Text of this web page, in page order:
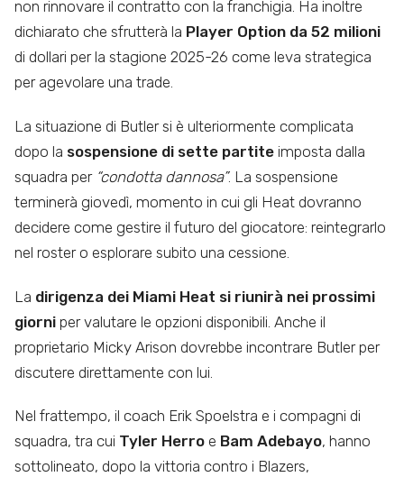
non rinnovare il contratto con la franchigia. Ha inoltre
dichiarato che sfrutterà la Player Option da 52 milioni
di dollari per la stagione 2025-26 come leva strategica
per agevolare una trade.
La situazione di Butler si è ulteriormente complicata
dopo la sospensione di sette partite imposta dalla
squadra per “condotta dannosa”. La sospensione
terminerà giovedì, momento in cui gli Heat dovranno
decidere come gestire il futuro del giocatore: reintegrarlo
nel roster o esplorare subito una cessione.
La dirigenza dei Miami Heat si riunirà nei prossimi
giorni per valutare le opzioni disponibili. Anche il
proprietario Micky Arison dovrebbe incontrare Butler per
discutere direttamente con lui.
Nel frattempo, il coach Erik Spoelstra e i compagni di
squadra, tra cui Tyler Herro e Bam Adebayo, hanno
sottolineato, dopo la vittoria contro i Blazers,